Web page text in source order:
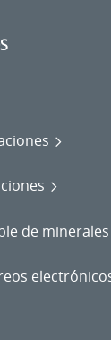
de minerales